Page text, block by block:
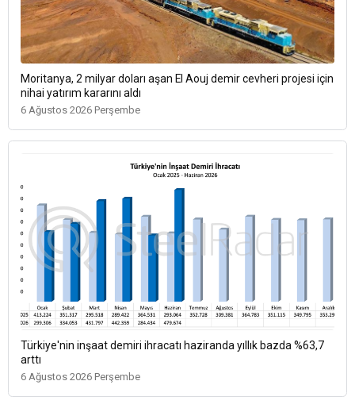
Moritanya, 2 milyar doları aşan El Aouj demir cevheri projesi için
nihai yatırım kararını aldı
6 Ağustos 2026 Perşembe
Türkiye'nin inşaat demiri ihracatı haziranda yıllık bazda %63,7
arttı
6 Ağustos 2026 Perşembe